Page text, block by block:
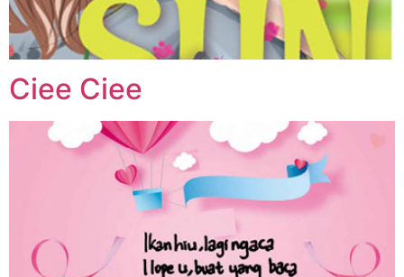
Ciee Ciee